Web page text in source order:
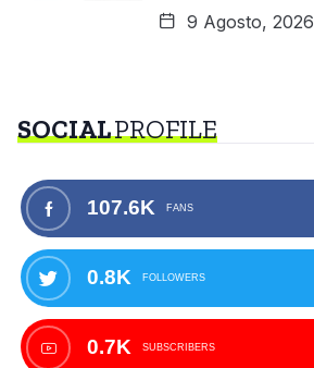
9 Agosto, 2026
SOCIALPROFILE
107.6K FANS
0.8K FOLLOWERS
0.7K SUBSCRIBERS